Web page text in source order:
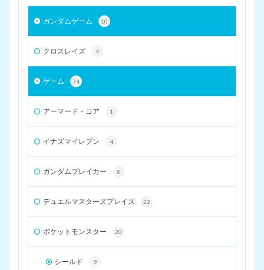
ガンダムゲーム 10
クロスレイズ 4
ゲーム 74
アーマード・コア 1
イナズマイレブン 4
ガンダムブレイカー 8
デュエルマスターズプレイズ 22
ポケットモンスター 20
シールド 9